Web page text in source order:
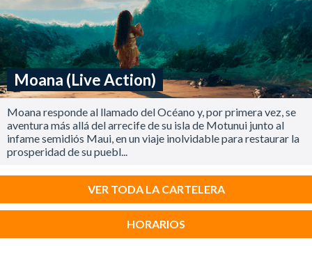
Moana (Live Action)
Moana responde al llamado del Océano y, por primera vez, se
aventura más allá del arrecife de su isla de Motunui junto al
infame semidiós Maui, en un viaje inolvidable para restaurar la
prosperidad de su puebl...
VER TODA LA CARTELERA
HORARIOS